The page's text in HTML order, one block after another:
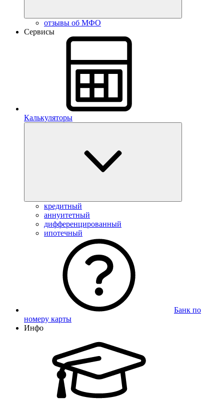
отзывы об МФО
Сервисы
Калькуляторы
кредитный
аннуитетный
дифференцированный
ипотечный
Банк по
номеру карты
Инфо